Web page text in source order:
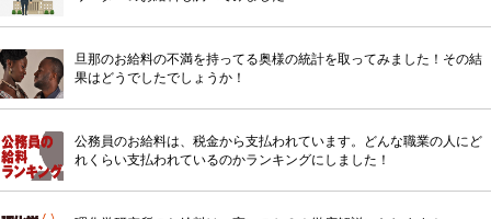
旦那のお給料の不満を持ってる奥様の統計を取ってみました！その結
果はどうでしたでしょうか！
公務員のお給料は、税金から支払われています。どんな職業の人にど
れくらい支払われているのかランキングにしました！